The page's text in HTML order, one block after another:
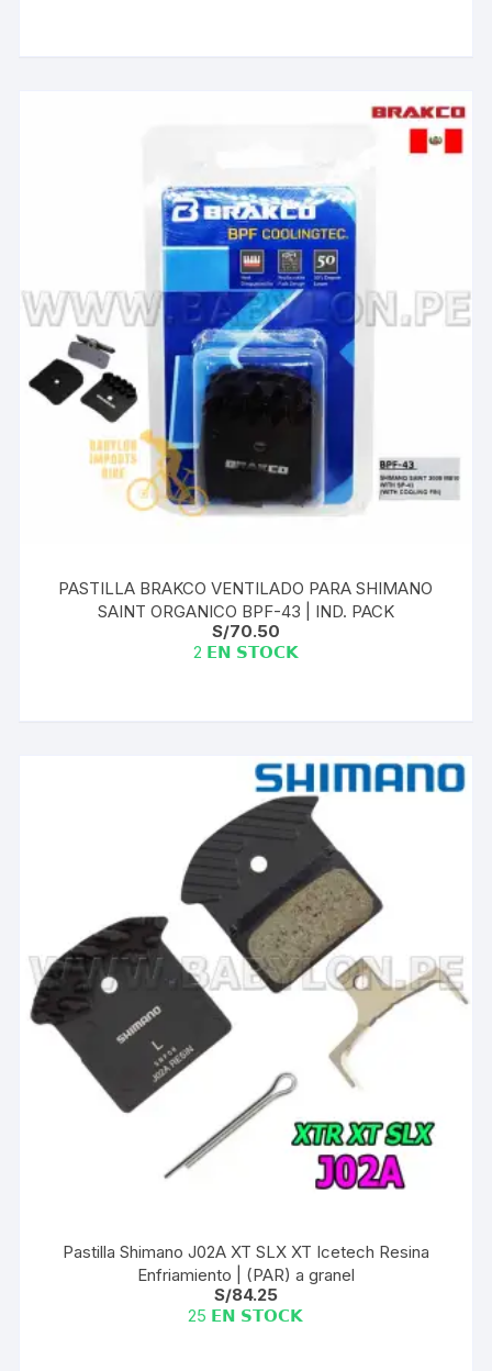
PASTILLA BRAKCO VENTILADO PARA SHIMANO
SAINT ORGANICO BPF-43 | IND. PACK
S/70.50
2 𝗘𝗡 𝗦𝗧𝗢𝗖𝗞
Pastilla Shimano J02A XT SLX XT Icetech Resina
Enfriamiento | (PAR) a granel
S/84.25
25 𝗘𝗡 𝗦𝗧𝗢𝗖𝗞